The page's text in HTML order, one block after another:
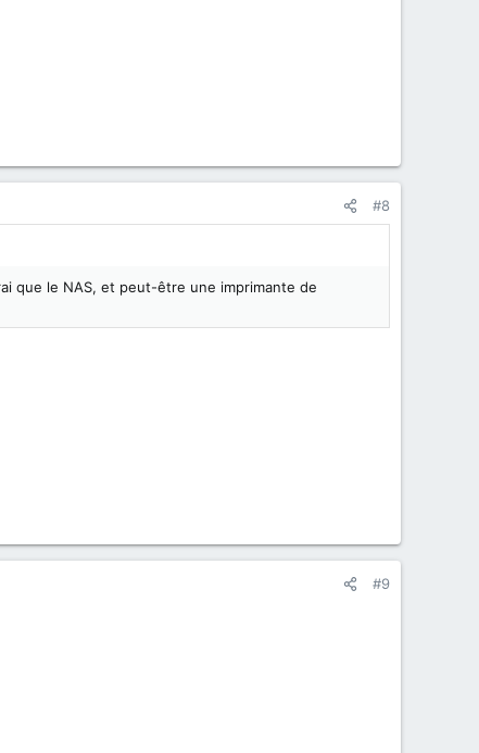
#8
que le NAS, et peut-être une imprimante de
#9